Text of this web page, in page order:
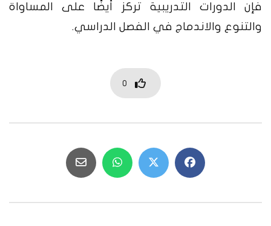
فإن الدورات التدريبية تركز أيضًا على المساواة
والتنوع والاندماج في الفصل الدراسي.
0